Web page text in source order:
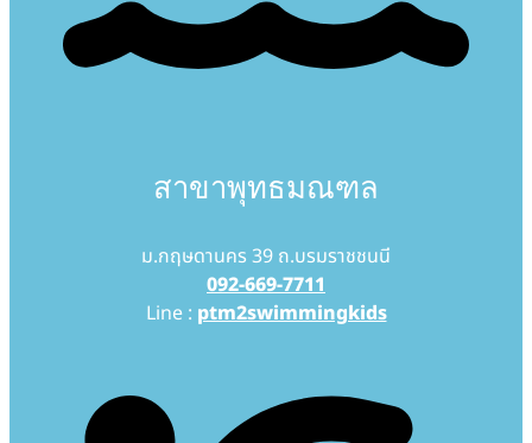
สาขาพุทธมณฑล
ม.กฤษดานคร 39 ถ.บรมราชชนนี
092-669-7711
Line : ptm2swimmingkids